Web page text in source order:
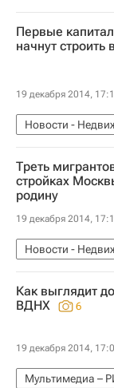
Первые
начнут строить
19 декабря 2014,
Новости -
Марат Хуснуллин
Строительство
Строительство
Треть
стройках
родину
19 декабря 2014,
Новости -
Марат Хуснуллин
Мигранты
Как выглядит
ВДНХ
6
19 декабря 2014,
Мультимедиа –